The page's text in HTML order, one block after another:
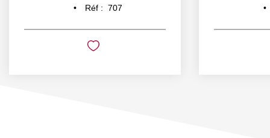
Réf : 707